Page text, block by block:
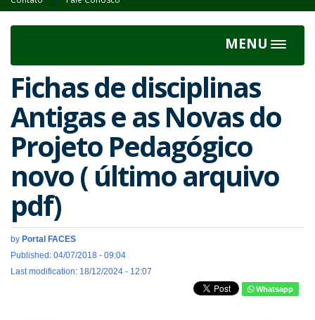
MENU
Toggle
Fichas de disciplinas
Antigas e as Novas do
Projeto Pedagógico
novo ( último arquivo
pdf)
by Portal FACES
Published: 04/07/2018 - 09:04
Last modification: 18/12/2024 - 12:07
Whatsapp